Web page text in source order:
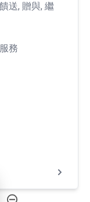
送, 贈與, 繼
務
Chứng Khoán Phú